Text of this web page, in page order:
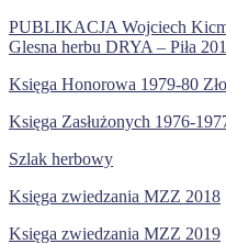
PUBLIKACJA Wojciech
Glesna herbu DRYA – Piła
Księga Honorowa 1979-80
Księga Zasłużonych 1976-
Szlak herbowy
Księga zwiedzania MZZ 2018
Księga zwiedzania MZZ 2019